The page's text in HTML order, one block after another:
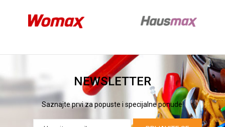
NEWSLETTER
Saznajte prvi za popuste i specijalne ponude!